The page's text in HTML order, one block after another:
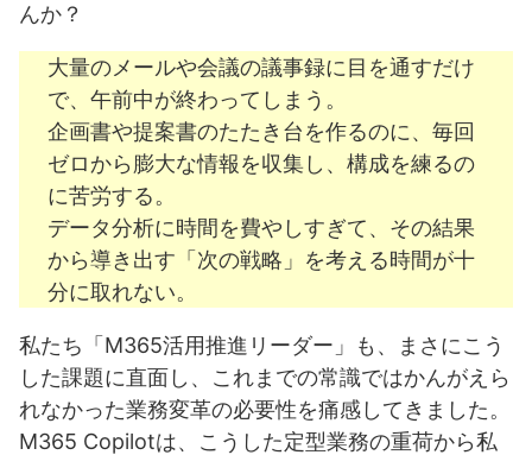
んか？
大量のメールや会議の議事録に目を通すだけ
で、午前中が終わってしまう。
企画書や提案書のたたき台を作るのに、毎回
ゼロから膨大な情報を収集し、構成を練るの
に苦労する。
データ分析に時間を費やしすぎて、その結果
から導き出す「次の戦略」を考える時間が十
分に取れない。
私たち「M365活用推進リーダー」も、まさにこう
した課題に直面し、これまでの常識ではかんがえら
れなかった業務変革の必要性を痛感してきました。
M365 Copilotは、こうした定型業務の重荷から私